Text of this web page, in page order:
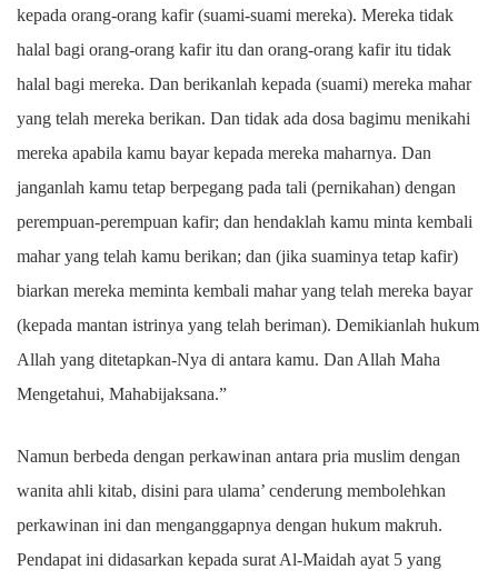
kepada orang-orang kafir (suami-suami mereka). Mereka tidak
halal bagi orang-orang kafir itu dan orang-orang kafir itu tidak
halal bagi mereka. Dan berikanlah kepada (suami) mereka mahar
yang telah mereka berikan. Dan tidak ada dosa bagimu menikahi
mereka apabila kamu bayar kepada mereka maharnya. Dan
janganlah kamu tetap berpegang pada tali (pernikahan) dengan
perempuan-perempuan kafir; dan hendaklah kamu minta kembali
mahar yang telah kamu berikan; dan (jika suaminya tetap kafir)
biarkan mereka meminta kembali mahar yang telah mereka bayar
(kepada mantan istrinya yang telah beriman). Demikianlah hukum
Allah yang ditetapkan-Nya di antara kamu. Dan Allah Maha
Mengetahui, Mahabijaksana.”
Namun berbeda dengan perkawinan antara pria muslim dengan
wanita ahli kitab, disini para ulama’ cenderung membolehkan
perkawinan ini dan menganggapnya dengan hukum makruh.
Pendapat ini didasarkan kepada surat Al-Maidah ayat 5 yang